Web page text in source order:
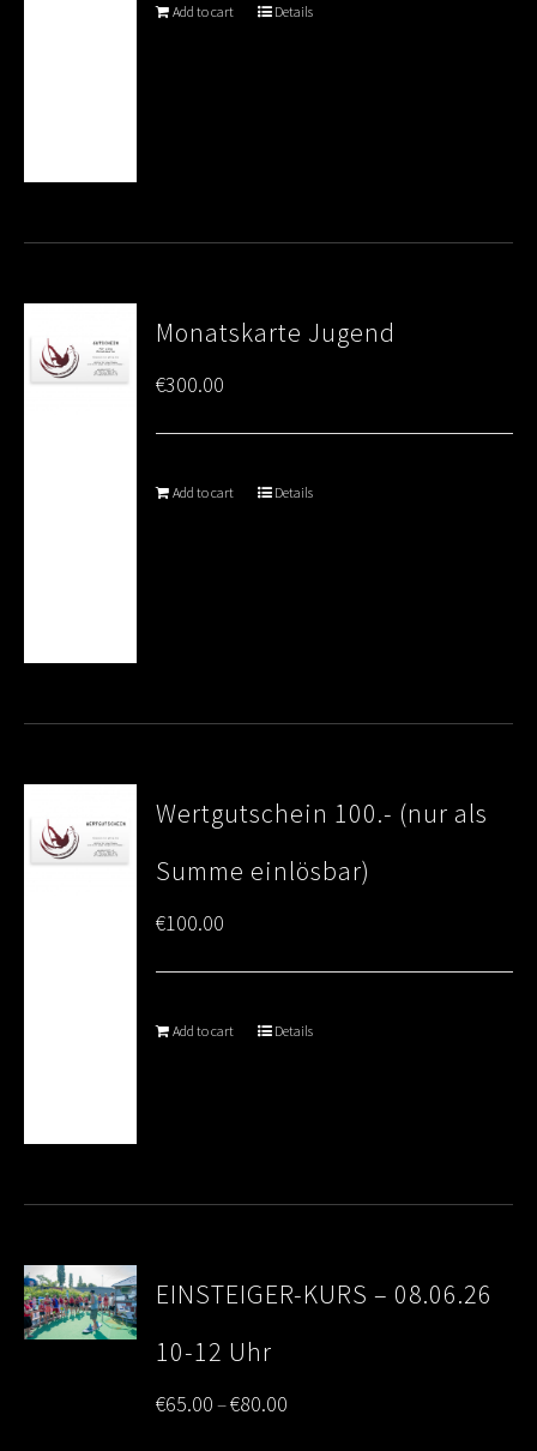
Add to cart Details
Monatskarte Jugend
€300.00
Add to cart Details
Wertgutschein 100.- (nur als
Summe einlösbar)
€100.00
Add to cart Details
EINSTEIGER-KURS – 08.06.26
10-12 Uhr
€65.00–€80.00